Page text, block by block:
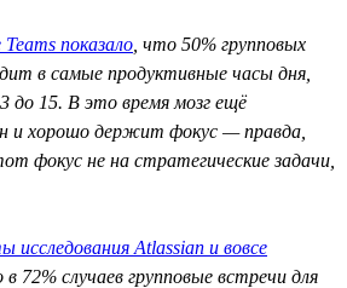
показало , что 50% групповых
в самые продуктивные часы дня,
до 15. В это время мозг ещё
и хорошо держит фокус — правда,
фокус не на стратегические задачи,
исследования Atlassian и вовсе
в 72% случаев групповые встречи для